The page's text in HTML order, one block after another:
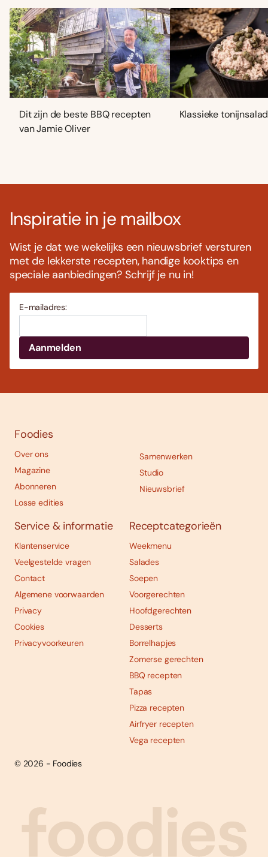
Abonneren
Bestellen
Dit zijn de beste BBQ recepten
van Jamie Oliver
Klassieke
Inspiratie in je mailbox
Wist je dat we wekelijks een nieuwsbrief versturen
met de lekkerste recepten, handige kooktips en
speciale aanbiedingen? Schrijf je nu in!
E-mailadres:
Foodies
Over ons
Magazine
Abonneren
Losse edities
Samenwerken
Studio
Nieuwsbrief
Service & informatie
Klantenservice
Veelgestelde vragen
Contact
Algemene voorwaarden
Privacy
Cookies
Privacyvoorkeuren
Receptcategorieën
Weekmenu
Salades
Soepen
Voorgerechten
Hoofdgerechten
Desserts
Borrelhapjes
Zomerse gerechten
BBQ recepten
Tapas
Pizza recepten
Airfryer recepten
Vega recepten
© 2026 - Foodies